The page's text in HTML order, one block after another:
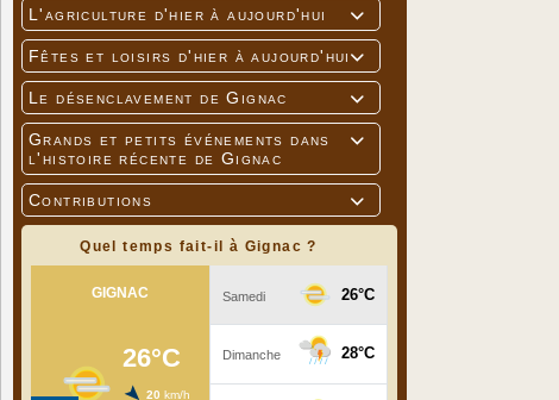

L'agriculture d'hier à aujourd'hui

Fêtes et loisirs d'hier à aujourd'hui

Le désenclavement de Gignac

Grands et petits événements dans
l'histoire récente de Gignac

Contributions
Quel temps fait-il à Gignac ?